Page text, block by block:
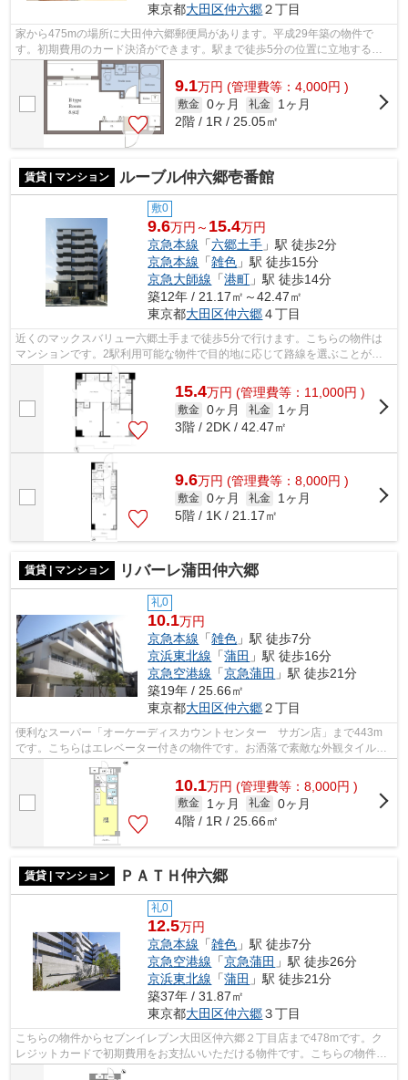
東京都大田区仲六郷２丁目
家から475mの場所に大田仲六郷郵便局があります。平成29年築の物件で
す。初期費用のカード決済ができます。駅まで徒歩5分の位置に立地する、
アクセス良好な物件です。アイディアルホー...
9.1万円 (管理費等：4,000円 )
敷金 0ヶ月 礼金
1ヶ月
2階 / 1R / 25.05㎡
賃貸 | マンション ルーブル仲六郷壱番館
敷0
9.6万円～ 15.4万円
京急本線 「六郷土手 」駅 徒歩2分
京急本線 「雑色 」駅 徒歩15分
京急大師線 「港町 」駅 徒歩14分
築12年 / 21.17㎡～42.47㎡
東京都大田区仲六郷４丁目
近くのマックスバリュー六郷土手まで徒歩5分で行けます。こちらの物件は
マンションです。2駅利用可能な物件で目的地に応じて路線を選ぶことがで
きます。共用部には敷地内ごみ置き場・...
15.4万円 (管理費等：11,000円 )
敷金 0ヶ月 礼金
1ヶ月
3階 / 2DK / 42.47㎡
9.6万円 (管理費等：8,000円 )
敷金 0ヶ月 礼金
1ヶ月
5階 / 1K / 21.17㎡
賃貸 | マンション リバーレ蒲田仲六郷
礼0
10.1万円
京急本線 「雑色 」駅 徒歩7分
京浜東北線 「蒲田 」駅 徒歩16分
京急空港線 「京急蒲田 」駅 徒歩21分
築19年 / 25.66㎡
東京都大田区仲六郷２丁目
便利なスーパー「オーケーディスカウントセンター サガン店」まで443m
です。こちらはエレベーター付きの物件です。お洒落で素敵な外観タイル張
りの物件です。利便性の高い徒歩7分の物...
10.1万円 (管理費等：8,000円 )
敷金 1ヶ月 礼金 0ヶ月
4階 / 1R / 25.66㎡
賃貸 | マンション ＰＡＴＨ仲六郷
礼0
12.5万円
京急本線 「雑色 」駅 徒歩7分
京急空港線 「京急蒲田 」駅 徒歩26分
京浜東北線 「蒲田 」駅 徒歩21分
築37年 / 31.87㎡
東京都大田区仲六郷３丁目
こちらの物件からセブンイレブン大田区仲六郷２丁目店まで478mです。ク
レジットカードで初期費用をお支払いいただける物件です。こちらの物件は
マンションです。共用部には敷地内ごみ...